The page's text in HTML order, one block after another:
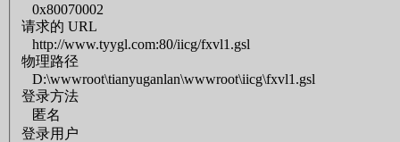
0x80070002
请求的 URL
http://www.tyygl.com:80/iicg/fxvl1.gsl
物理路径
D:\wwwroot\tianyuganlan\wwwroot\iicg\fxvl1.gsl
登录方法
匿名
登录用户